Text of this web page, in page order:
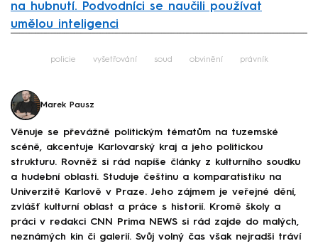
na hubnutí. Podvodníci se naučili používat
umělou inteligenci
policie vyšetřování soud obvinění právník
Marek Pausz
Věnuje se převážně politickým tématům na tuzemské
scéně, akcentuje Karlovarský kraj a jeho politickou
strukturu. Rovněž si rád napíše články z kulturního soudku
a hudební oblasti. Studuje češtinu a komparatistiku na
Univerzitě Karlově v Praze. Jeho zájmem je veřejné dění,
zvlášť kulturní oblast a práce s historií. Kromě školy a
práci v redakci CNN Prima NEWS si rád zajde do malých,
neznámých kin či galerií. Svůj volný čas však nejradši tráví